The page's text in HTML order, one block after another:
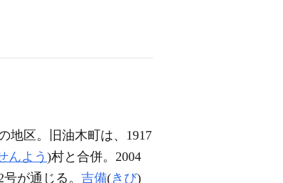
地区。旧油木町は、1917
んよう )村と合併。2004
が通じる。 吉備(きび)